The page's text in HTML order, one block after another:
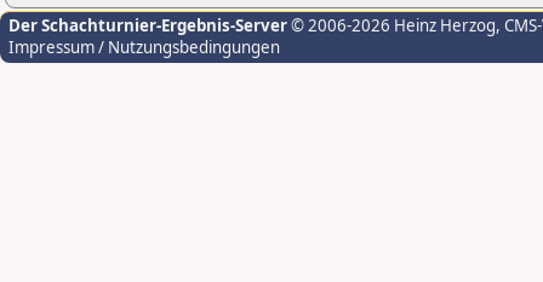
Der Schachturnier-Ergebnis-Server© 2006-2026 Heinz Herzog,
Impressum / Nutzungsbedingungen